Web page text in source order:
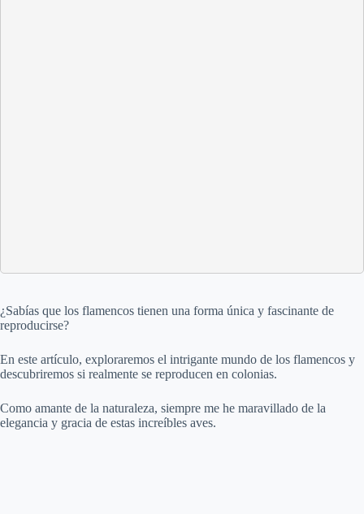
¿Sabías que los flamencos tienen una forma única y fascinante de
reproducirse?
En este artículo, exploraremos el intrigante mundo de los flamencos y
descubriremos si realmente se reproducen en colonias.
Como amante de la naturaleza, siempre me he maravillado de la
elegancia y gracia de estas increíbles aves.